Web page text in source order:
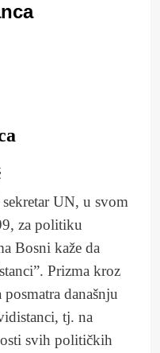
UN, u svom
za politiku
Bosni kaže da
Prizma kroz
današnju
tj. na
svih političkih